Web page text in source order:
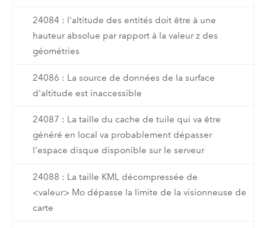
24084 : l'altitude des entités doit être à une
hauteur absolue par rapport à la valeur z des
géométries
24086 : La source de données de la surface
d'altitude est inaccessible
24087 : La taille du cache de tuile qui va être
généré en local va probablement dépasser
l'espace disque disponible sur le serveur
24088 : La taille KML décompressée de
<valeur> Mo dépasse la limite de la visionneuse de
carte